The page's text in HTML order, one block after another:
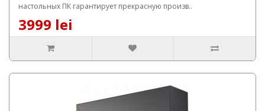
настольных ПК гарантирует прекрасную произв..
3999 lei